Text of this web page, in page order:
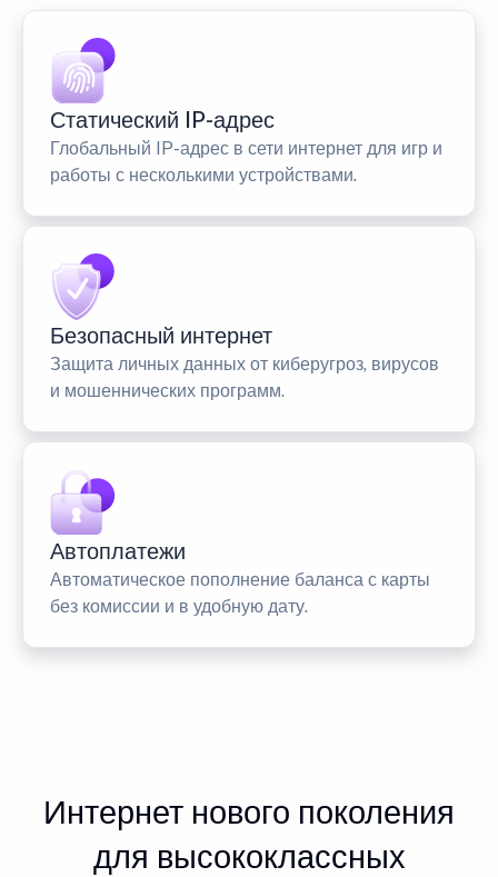
Статический IP-адрес
Глобальный IP-адрес в сети интернет для игр и
работы с несколькими устройствами.
Безопасный интернет
Защита личных данных от киберугроз, вирусов
и мошеннических программ.
Автоплатежи
Автоматическое пополнение баланса с карты
без комиссии и в удобную дату.
Интернет нового поколения
для высококлассных